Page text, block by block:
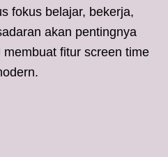
fokus belajar, bekerja,
akan pentingnya
fitur screen time